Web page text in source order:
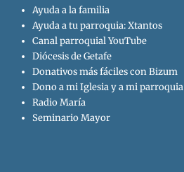
Ayuda a la familia
Ayuda a tu parroquia: Xtantos
Canal parroquial YouTube
Diócesis de Getafe
Donativos más fáciles con Bizum
Dono a mi Iglesia y a mi parroquia
Radio María
Seminario Mayor